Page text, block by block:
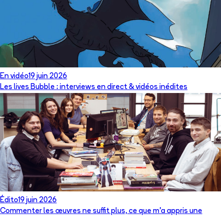
En vidéo19 juin 2026
Les lives Bubble : interviews en direct & vidéos inédites
Édito19 juin 2026
Commenter les œuvres ne suffit plus, ce que m’a appris une